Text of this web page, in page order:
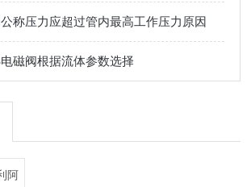
称压力应超过管内最高工作压力原因
磁阀根据流体参数选择
阿